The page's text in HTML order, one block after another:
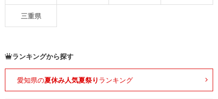
三重県
ランキングから探す
愛知県の夏休み人気夏祭り ランキング